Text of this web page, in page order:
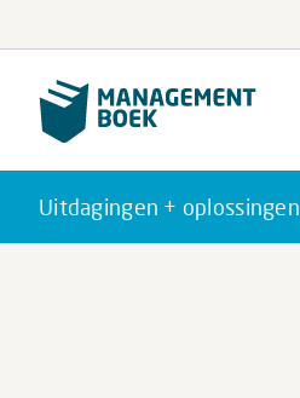
Uitdagingen + oplossingen